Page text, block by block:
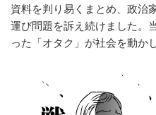
資料を判り易くまとめ、政治
運び問題を訴え続けました。
った「オタク」が社会を動か